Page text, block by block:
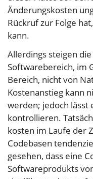
Änderungs­kosten
Rückruf zur Folge
kann.
Allerdings steigen
Softwarebereich, im
Bereich, nicht von
Kostenanstieg kann
werden; jedoch lässt
kontrollieren.
kosten im Laufe der
Codebasen
gesehen, dass eine
Softwareprodukts